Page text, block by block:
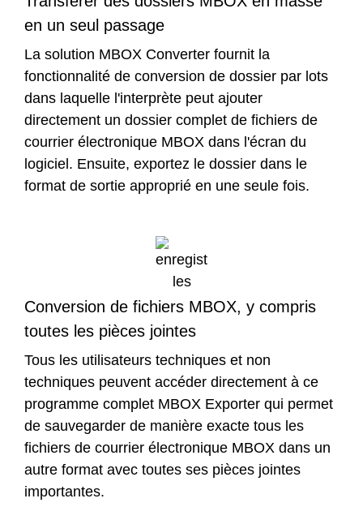
en un seul passage
La solution MBOX Converter fournit la
fonctionnalité de conversion de dossier par lots
dans laquelle l'interprète peut ajouter
directement un dossier complet de fichiers de
courrier électronique MBOX dans l'écran du
logiciel. Ensuite, exportez le dossier dans le
format de sortie approprié en une seule fois.
Conversion de fichiers MBOX, y compris
toutes les pièces jointes
Tous les utilisateurs techniques et non
techniques peuvent accéder directement à ce
programme complet MBOX Exporter qui permet
de sauvegarder de manière exacte tous les
fichiers de courrier électronique MBOX dans un
autre format avec toutes ses pièces jointes
importantes.